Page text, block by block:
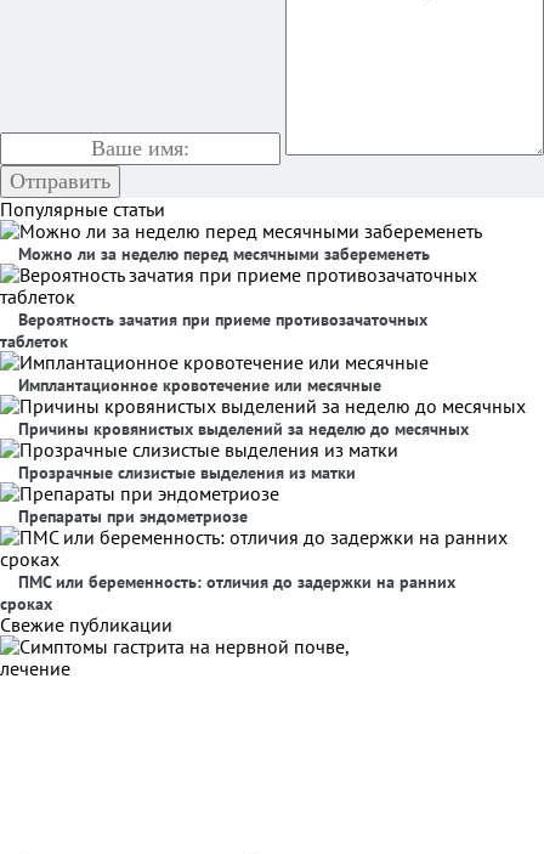
Популярные статьи
Можно ли за неделю перед месячными забеременеть
Вероятность зачатия при приеме противозачаточных
таблеток
Имплантационное кровотечение или месячные
Причины кровянистых выделений за неделю до месячных
Прозрачные слизистые выделения из матки
Препараты при эндометриозе
ПМС или беременность: отличия до задержки на ранних
сроках
Свежие публикации